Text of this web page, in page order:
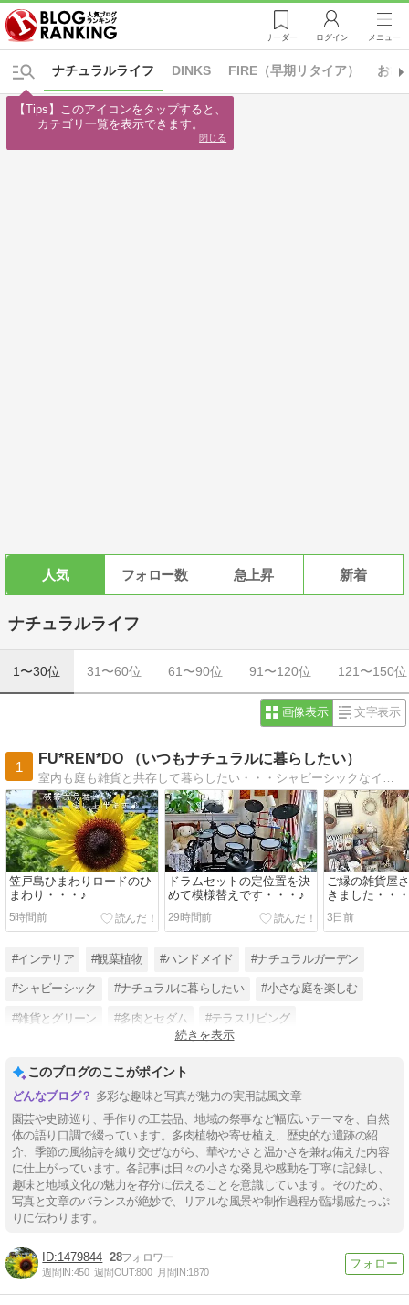
リーダー ログイン メニュー
DINKS FIRE（早期リタイア） おひ
ナチュラルライフ
人気 フォロー数 急上昇 新着
ナチュラルライフ
1〜30位 31〜60位 61〜90位 91〜120位 121〜150位
画像表示 文字表示
1
FU*REN*DO （いつもナチュラルに暮らしたい）
笠戸島ひまわりロードのひ
まわり・・・♪
5時間前
ドラムセットの定位置を決
めて模様替えです・・・♪
29時間前
ご縁の雑貨屋
きました・・
3日前
#インテリア #観葉植物 #ハンドメイド #ナチュラルガーデン
#シャビーシック #ナチュラルに暮らしたい #小さな庭を楽しむ
#雑貨とグリーン #多肉とセダム #テラスリビング
続きを表示
このブログのここがポイント
多彩な趣味と写真が魅力の実用誌風文章
園芸や史跡巡り、手作りの工芸品、地域の祭事など幅広いテーマを、自然
体の語り口調で綴っています。多肉植物や寄せ植え、歴史的な遺跡の紹
介、季節の風物詩を織り交ぜながら、華やかさと温かさを兼ね備えた内容
に仕上がっています。各記事は日々の小さな発見や感動を丁寧に記録し、
趣味と地域文化の魅力を存分に伝えることを意識しています。そのため、
写真と文章のバランスが絶妙で、リアルな風景や制作過程が臨場感たっぷ
りに伝わります。
1479844 28
週間IN:450 週間OUT:800 月間IN:1870
【Tips】このアイコンをタップすると、
カテゴリ一覧を表示できます。
閉じる